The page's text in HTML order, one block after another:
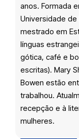
anos. Formada
Universidade de
mestrado em
línguas
gótica, café e
escritas). Mary
Bowen estão
trabalhou.
recepção e à
mulheres.